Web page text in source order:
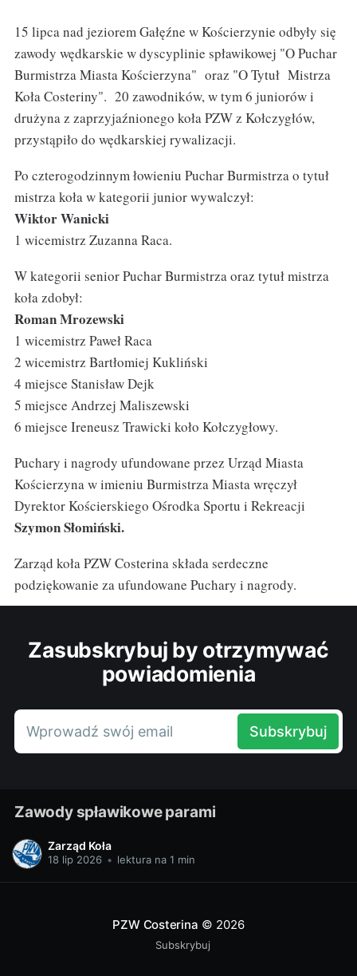
15 lipca nad jeziorem Gałęźne w Kościerzynie odbyły się
zawody wędkarskie w dyscyplinie spławikowej "O Puchar
Burmistrza Miasta Kościerzyna" oraz "O Tytuł Mistrza
Koła Costeriny". 20 zawodników, w tym 6 juniorów i
drużyna z zaprzyjaźnionego koła PZW z Kołczygłów,
przystąpiło do wędkarskiej rywalizacji.
Po czterogodzinnym łowieniu Puchar Burmistrza o tytuł
mistrza koła w kategorii junior wywalczył:
Wiktor Wanicki
1 wicemistrz Zuzanna Raca.
W kategorii senior Puchar Burmistrza oraz tytuł mistrza
koła zdobył:
Roman Mrozewski
1 wicemistrz Paweł Raca
2 wicemistrz Bartłomiej Kukliński
4 miejsce Stanisław Dejk
5 miejsce Andrzej Maliszewski
6 miejsce Ireneusz Trawicki koło Kołczygłowy.
Puchary i nagrody ufundowane przez Urząd Miasta
Kościerzyna w imieniu Burmistrza Miasta wręczył
Dyrektor Kościerskiego Ośrodka Sportu i Rekreacji
Szymon Słomiński.
Zarząd koła PZW Costerina składa serdeczne
podziękowanie za ufundowane Puchary i nagrody.
Zasubskrybuj by otrzymywać
powiadomienia
Wprowadź swój email Subskrybuj
Zawody spławikowe parami
Zarząd Koła
18 lip 2026 • lektura na 1 min
PZW Costerina © 2026
Subskrybuj